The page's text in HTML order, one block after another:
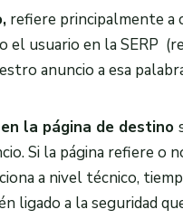
refiere principalmente a
el usuario en la SERP
anuncio a esa
la página de destino
Si la página refiere o
a nivel técnico,
ligado a la seguridad